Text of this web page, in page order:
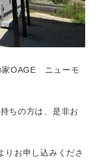
家OAGE ニューモ
ちの方は、是非お
りお申し込みくださ